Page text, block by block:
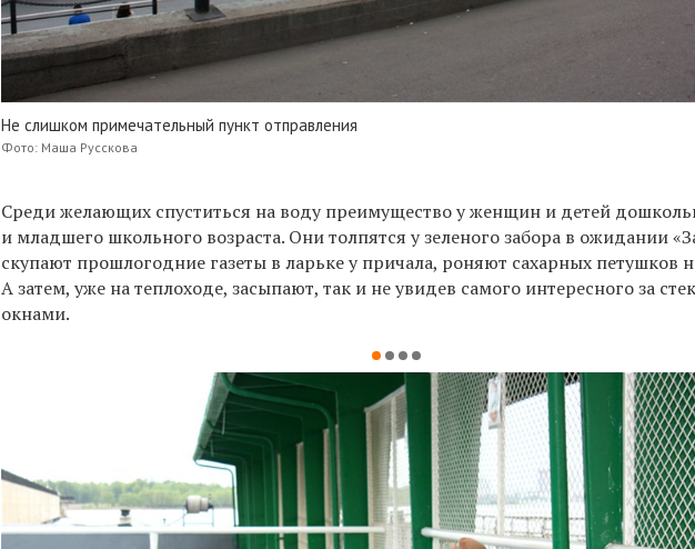
Не слишком примечательный пункт отправления
Фото: Маша Русскова
Среди желающих спуститься на воду преимущество у женщин и детей
и младшего школьного возраста. Они толпятся у зеленого забора в ожидании
скупают прошлогодние газеты в ларьке у причала, роняют сахарных петушков
А затем, уже на теплоходе, засыпают, так и не увидев самого интересного за
окнами.